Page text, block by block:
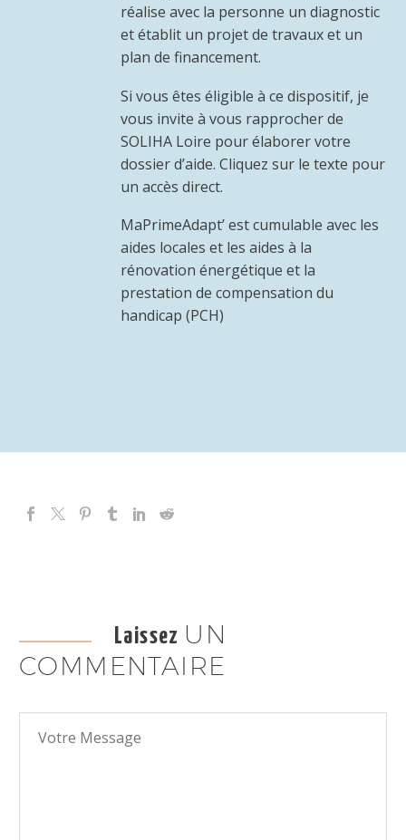
réalise avec la personne un diagnostic
et établit un projet de travaux et un
plan de financement.
Si vous êtes éligible à ce dispositif, je
vous invite à vous rapprocher de
SOLIHA Loire pour élaborer votre
dossier d’aide. Cliquez sur le texte pour
un accès direct.
MaPrimeAdapt’ est cumulable avec les
aides locales et les aides à la
rénovation énergétique et la
prestation de compensation du
handicap (PCH)
Laissez UN
COMMENTAIRE